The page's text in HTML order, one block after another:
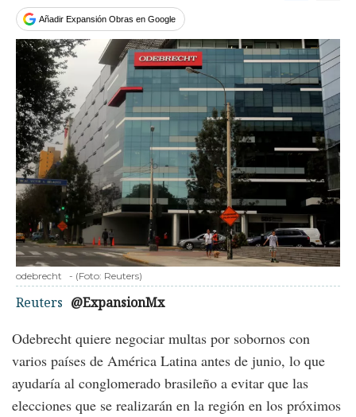
Añadir Expansión Obras en Google
odebrecht - (Foto: Reuters)
Reuters @ExpansionMx
Odebrecht quiere negociar multas por sobornos con
varios países de América Latina antes de junio, lo que
ayudaría al conglomerado brasileño a evitar que las
elecciones que se realizarán en la región en los próximos